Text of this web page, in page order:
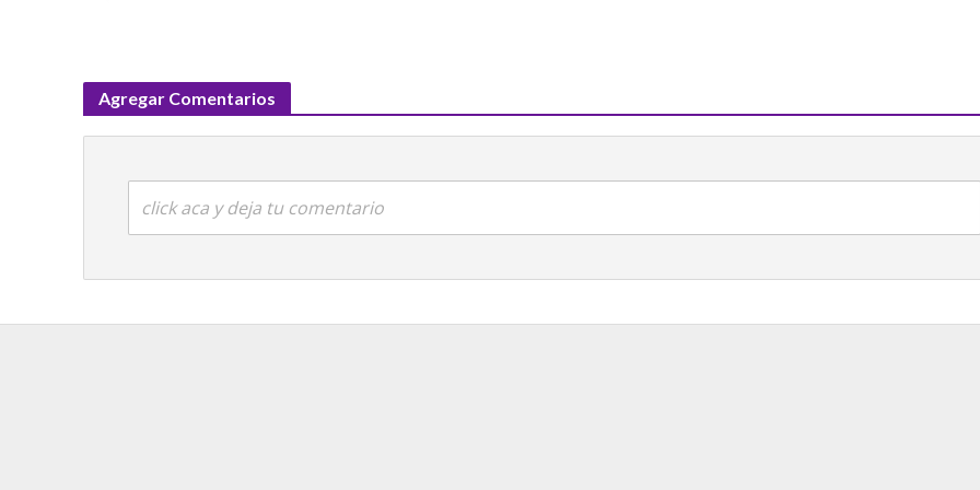
Agregar Comentarios
click aca y deja tu comentario